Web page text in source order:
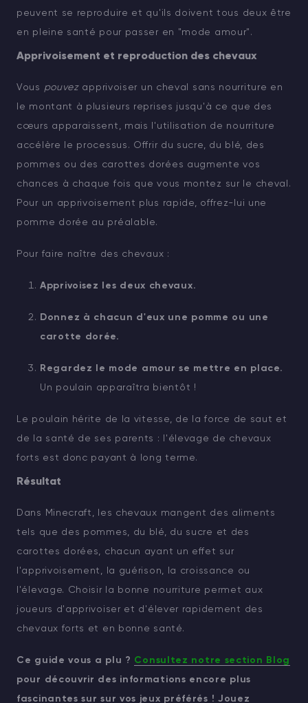
peuvent se reproduire et qu'ils doivent tous deux être
en pleine santé pour passer en "mode amour".
Apprivoisement et reproduction des chevaux
Vous pouvezapprivoiser un cheval sans nourriture en
le montant à plusieurs reprises jusqu'à ce que des
cœurs apparaissent, mais l'utilisation de nourriture
accélère le processus. Offrir du sucre, du blé, des
pommes ou des carottes dorées augmente vos
chances à chaque fois que vous montez sur le cheval.
Pour un apprivoisement plus rapide, offrez-lui une
pomme dorée au préalable.
Pour faire naître des chevaux :
Apprivoisez les deux chevaux.
Donnez à chacun d'eux une pomme ou une
carotte dorée.
Regardez le mode amour se mettre en place.
Un poulain apparaîtra bientôt !
Le poulain hérite de la vitesse, de la force de saut et
de la santé de ses parents : l'élevage de chevaux
forts est donc payant à long terme.
Résultat
Dans Minecraft, les chevaux mangent des aliments
tels que des pommes, du blé, du sucre et des
carottes dorées, chacun ayant un effet sur
l'apprivoisement, la guérison, la croissance ou
l'élevage. Choisir la bonne nourriture permet aux
joueurs d'apprivoiser et d'élever rapidement des
chevaux forts et en bonne santé.
Ce guide vous a plu ? Consultez notre section Blog
pour découvrir des informations encore plus
fascinantes sur sur vos jeux préférés ! Jouez